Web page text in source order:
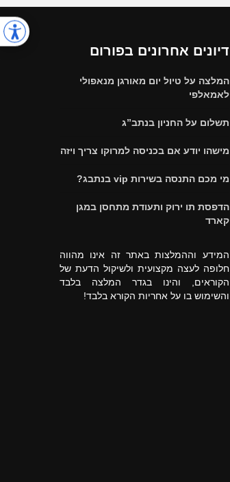
דיונים אחרונים בפורום
המלצה על טיול יום מאורגן מנאפולי
לאמאלפי
תשלום על החניון בנתב”ג
מישהו יודע אם בכניסה למרוקו צריך ויזה
מי מכם התנסה בשירות vip בנתבג?
הדפסת תו ירוק ותעודת מתחסן במגן
קארד
המידע וההמלצות באתר זה אינו מהווה
חלופה לעצה מקצועית ולשיקול הדעת של
הקוראים, והינו בגדר המלצה בלבד
והשימוש בו על אחריות הקורא בלבד!